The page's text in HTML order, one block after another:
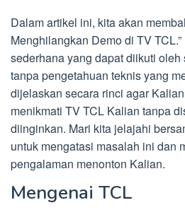
Dalam artikel ini, kita akan
Menghilangkan Demo di TV
sederhana yang dapat diikuti oleh
tanpa pengetahuan teknis yang
dijelaskan secara rinci agar
menikmati TV TCL Kalian tanpa
diinginkan. Mari kita jelajahi
untuk mengatasi masalah ini dan
pengalaman menonton Kalian.
Mengenai TCL